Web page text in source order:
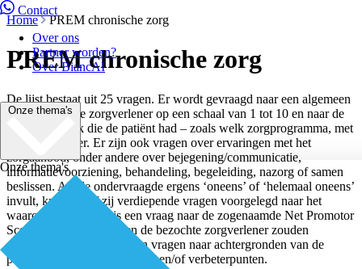
Contact
Over ons
Partner worden?
Over BiancAI
Onze thema's
Onze thema's
Home PREM chronische zorg
PREM chronische zorg
De lijst bestaat uit 25 vragen. Er wordt gevraagd naar een algemeen
oordeel over de zorgverlener op een schaal van 1 tot 10 en naar de
laatste afspraak die de patiënt had – zoals welk zorgprogramma, met
wie en wanneer. Er zijn ook vragen over ervaringen met het
zorgaanbod, onder andere over bejegening/communicatie,
informatievoorziening, behandeling, begeleiding, nazorg of samen
beslissen. Als de ondervraagde ergens ‘oneens’ of ‘helemaal oneens’
invult, krijgt hij of zij verdiepende vragen voorgelegd naar het
waarom daarvan. Er is een vraag naar de zogenaamde Net Promotor
Score (NPS): of patiënten de bezochte zorgverlener zouden
aanbevelen. En er zijn open vragen naar achtergronden van de
patiënt en naar complimenten en/of verbeterpunten.